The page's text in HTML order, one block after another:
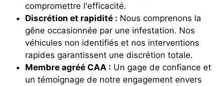
compromettre l'efficacité.
Discrétion et rapidité : Nous comprenons la
gêne occasionnée par une infestation. Nos
véhicules non identifiés et nos interventions
rapides garantissent une discrétion totale.
Membre agréé CAA : Un gage de confiance et
un témoignage de notre engagement envers